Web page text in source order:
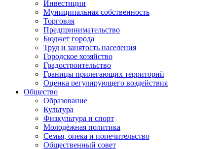
Инвестиции
Муниципальная собственность
Торговля
Предпринимательство
Бюджет города
Труд и занятость населения
Городское хозяйство
Градостроительство
Границы прилегающих территорий
Оценка регулирующего воздействия
Общество
Образование
Культура
Физкультура и спорт
Молодёжная политика
Семья, опека и попечительство
Общественный совет